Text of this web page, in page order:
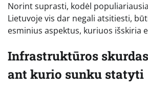
Norint suprasti, kodėl
Lietuvoje vis dar negali atsitiesti,
esminius aspektus, kuriuos išskiria
Infrastruktūros
ant kurio sunku statyti